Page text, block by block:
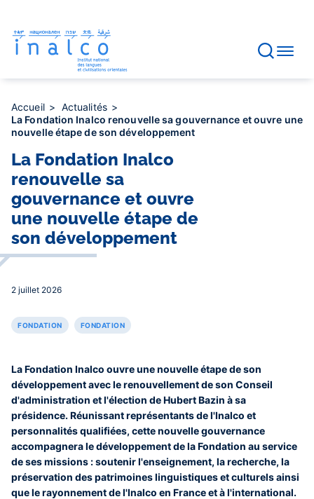
contenu
principal
Accueil
Actualités
La Fondation Inalco renouvelle sa gouvernance et ouvre une
nouvelle étape de son développement
La Fondation Inalco
renouvelle sa
gouvernance et ouvre
une nouvelle étape de
son développement
2 juillet 2026
FONDATION FONDATION
La Fondation Inalco ouvre une nouvelle étape de son
développement avec le renouvellement de son Conseil
d'administration et l'élection de Hubert Bazin à sa
présidence. Réunissant représentants de l'Inalco et
personnalités qualifiées, cette nouvelle gouvernance
accompagnera le développement de la Fondation au service
de ses missions : soutenir l'enseignement, la recherche, la
préservation des patrimoines linguistiques et culturels ainsi
que le rayonnement de l'Inalco en France et à l'international.